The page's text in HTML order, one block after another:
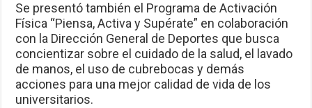
Se presentó también el Programa de Activación
Física “Piensa, Activa y Supérate” en colaboración
con la Dirección General de Deportes que busca
concientizar sobre el cuidado de la salud, el lavado
de manos, el uso de cubrebocas y demás
acciones para una mejor calidad de vida de los
universitarios.